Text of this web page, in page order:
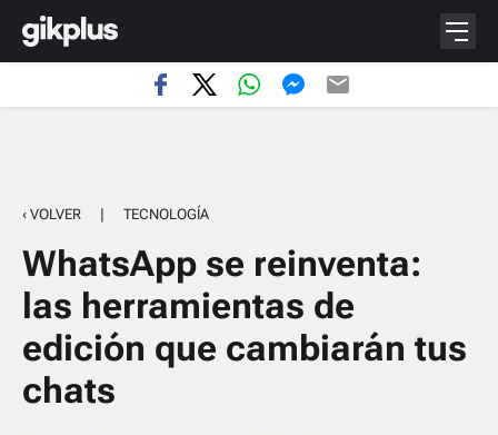
‹ VOLVER | TECNOLOGÍA
WhatsApp se reinventa:
las herramientas de
edición que cambiarán tus
chats